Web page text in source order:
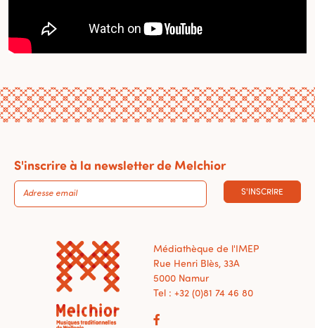
S'inscrire à la newsletter de Melchior
S'INSCRIRE
Médiathèque de l'IMEP
Rue Henri Blès, 33A
5000 Namur
Tel : +32 (0)81 74 46 80